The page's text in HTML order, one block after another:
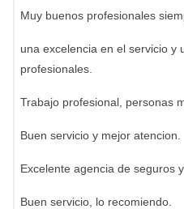
Muy buenos profesionales
una excelencia en el servicio y
profesionales.
Trabajo profesional, personas
Buen servicio y mejor atencion.
Excelente agencia de seguros y
Buen servicio, lo recomiendo.